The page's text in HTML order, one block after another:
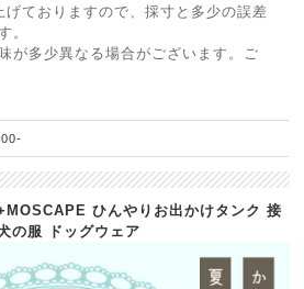
ておりますので、採寸と多少の誤差
。
が多少異なる場合がございます。ご
ひんやりお出かけタンク 接
の服 ドッグウェア